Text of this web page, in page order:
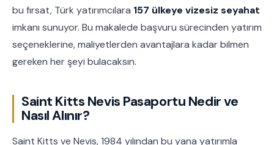
bu fırsat, Türk yatırımcılara 157 ülkeye vizesiz seyahat
imkanı sunuyor. Bu makalede başvuru sürecinden yatırım
seçeneklerine, maliyetlerden avantajlara kadar bilmen
gereken her şeyi bulacaksın.
Saint Kitts Nevis Pasaportu Nedir ve
Nasıl Alınır?
Saint Kitts ve Nevis, 1984 yılından bu yana yatırımla